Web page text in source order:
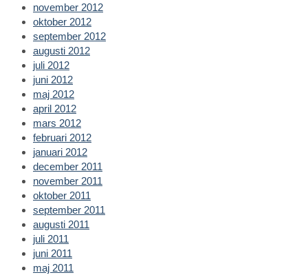
november 2012
oktober 2012
september 2012
augusti 2012
juli 2012
juni 2012
maj 2012
april 2012
mars 2012
februari 2012
januari 2012
december 2011
november 2011
oktober 2011
september 2011
augusti 2011
juli 2011
juni 2011
maj 2011